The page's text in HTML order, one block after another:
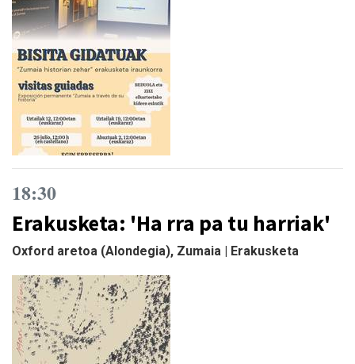
18:30
Erakusketa: 'Ha rra pa tu harriak'
Oxford aretoa (Alondegia), Zumaia | Erakusketa